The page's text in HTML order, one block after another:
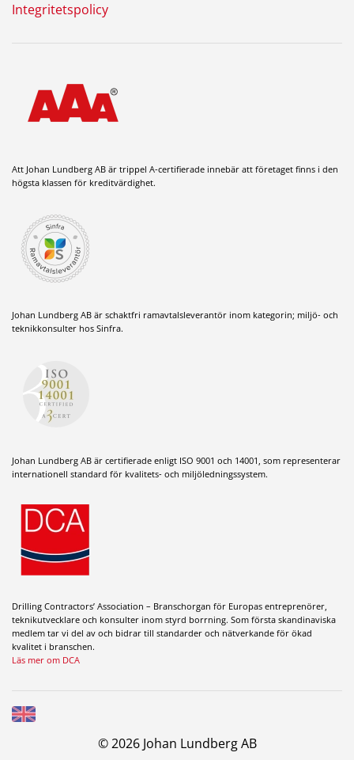
Integritetspolicy
Att Johan Lundberg AB är trippel A-certifierade innebär att företaget finns i den
högsta klassen för kreditvärdighet.
Johan Lundberg AB är schaktfri ramavtalsleverantör inom kategorin; miljö- och
teknikkonsulter hos Sinfra.
Johan Lundberg AB är certifierade enligt ISO 9001 och 14001, som representerar
internationell standard för kvalitets- och miljöledningssystem.
Drilling Contractors’ Association – Branschorgan för Europas entreprenörer,
teknikutvecklare och konsulter inom styrd borrning. Som första skandinaviska
medlem tar vi del av och bidrar till standarder och nätverkande för ökad
kvalitet i branschen.
Läs mer om DCA
© 2026 Johan Lundberg AB